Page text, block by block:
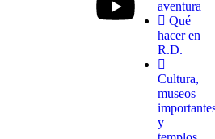
Quieroloma,
aventura
Qué
hacer en
R.D.
Cultura,
museos
y